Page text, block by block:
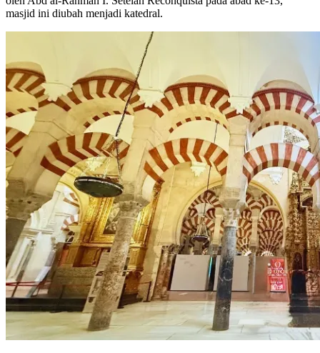
masjid ini diubah menjadi katedral.